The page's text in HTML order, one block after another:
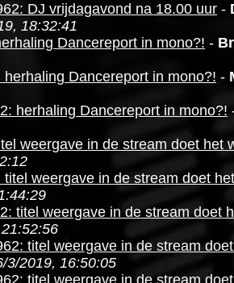
DJ vrijdagavond na 18.00 uur -
18:32:41
Dancereport in mono?! -
herhaling Dancereport in mono?! -
herhaling Dancereport in mono?!
weergave in de stream doet het
titel weergave in de stream doet
titel weergave in de stream doet
titel weergave in de stream
3/2019, 16:50:05
titel weergave in de stream